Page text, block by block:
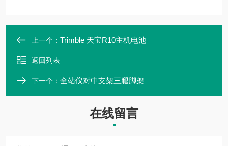
上一个： Trimble 天宝R10主机电池
返回列表
下一个： 全站仪对中支架三腿脚架
在线留言